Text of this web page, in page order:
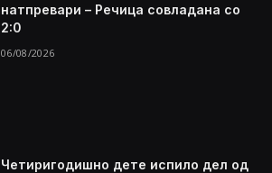
натпревари – Речица совладана со
2:0
06/08/2026
Четиригодишно дете испило дел од